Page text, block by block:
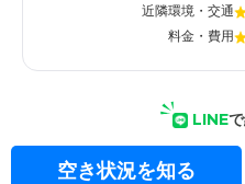
近隣環境・交通
料金・費用
LINE
空き状況を知る